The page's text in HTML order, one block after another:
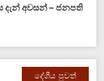
දැන් අවසන් – ජනපති
දේශීය පුවත්